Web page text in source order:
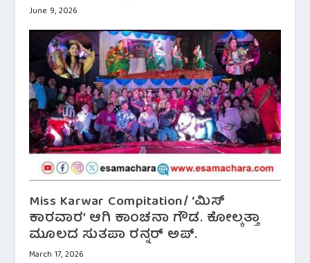
June 9, 2026
Miss Karwar Compitation/ ‘ಮಿಸ್
ಕಾರವಾರ’ ಆಗಿ ಕಾಂಚನಾ ಗೌಡ. ಕೋಲ್ಕತ್ತಾ
ಮೂಲದ ಸುತಪಾ ರನ್ನರ್ ಅಪ್.
March 17, 2026